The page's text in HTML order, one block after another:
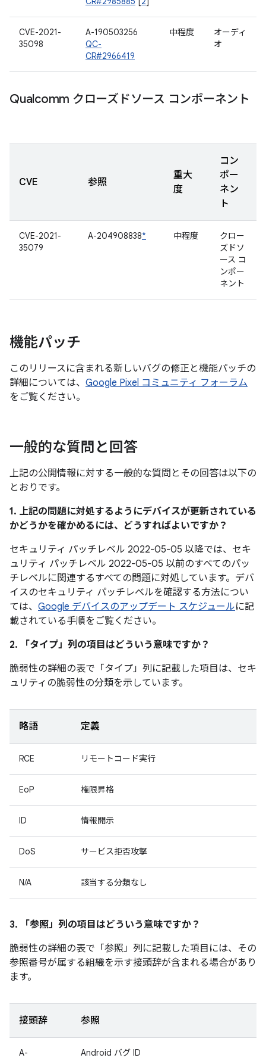
CVE-2021-
35098
A-190503256
QC-
CR#2966419
中程度
オーディ
オ
Qualcomm クローズドソース コンポーネント
CVE 参照
重大
度
コン
ポー
ネン
ト
CVE-2021-
35079
A-204908838* 中程度
クロー
ズドソ
ース コ
ンポー
ネント
機能パッチ
このリリースに含まれる新しいバグの修正と機能パッチの
詳細については、 Google Pixel コミュニティ フォーラム
をご覧ください。
一般的な質問と回答
上記の公開情報に対する一般的な質問とその回答は以下の
とおりです。
1. 上記の問題に対処するようにデバイスが更新されている
かどうかを確かめるには、どうすればよいですか？
セキュリティ パッチレベル 2022-05-05 以降では、セキ
ュリティ パッチレベル 2022-05-05 以前のすべてのパッ
チレベルに関連するすべての問題に対処しています。デバ
イスのセキュリティ パッチレベルを確認する方法につい
ては、 Google デバイスのアップデート スケジュールに記
載されている手順をご覧ください。
2. 「タイプ」 列の項目はどういう意味ですか？
脆弱性の詳細の表で「タイプ」 列に記載した項目は、セキ
ュリティの脆弱性の分類を示しています。
略語 定義
RCE リモートコード実行
EoP 権限昇格
ID 情報開示
DoS サービス拒否攻撃
N/A 該当する分類なし
3. 「参照」 列の項目はどういう意味ですか？
脆弱性の詳細の表で「参照」 列に記載した項目には、その
参照番号が属する組織を示す接頭辞が含まれる場合があり
ます。
接頭辞 参照
A- Android バグ ID